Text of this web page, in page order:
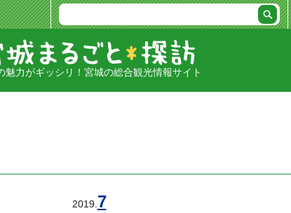
魅力がギッシリ！宮城の総合観光情報サイト
2019. 7